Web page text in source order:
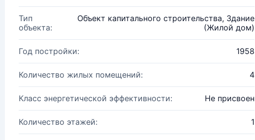
Тип
объекта:
Объект капитального строительства, Здание
(Жилой дом)
Год постройки: 1958
Количество жилых помещений: 4
Класс энергетической эффективности: Не присвоен
Количество этажей: 1